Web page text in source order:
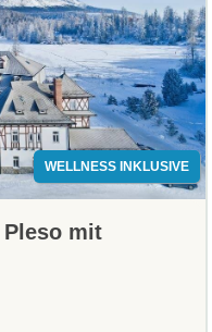
WELLNESS INKLUSIVE
mit